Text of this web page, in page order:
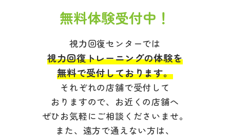
無料体験受付中！
視力回復センターでは
視力回復トレーニングの体験を
無料で受付しております。
それぞれの店舗で受付して
おりますので、お近くの店舗へ
ぜひお気軽にご相談くださいませ。
また、遠方で通えない方は、